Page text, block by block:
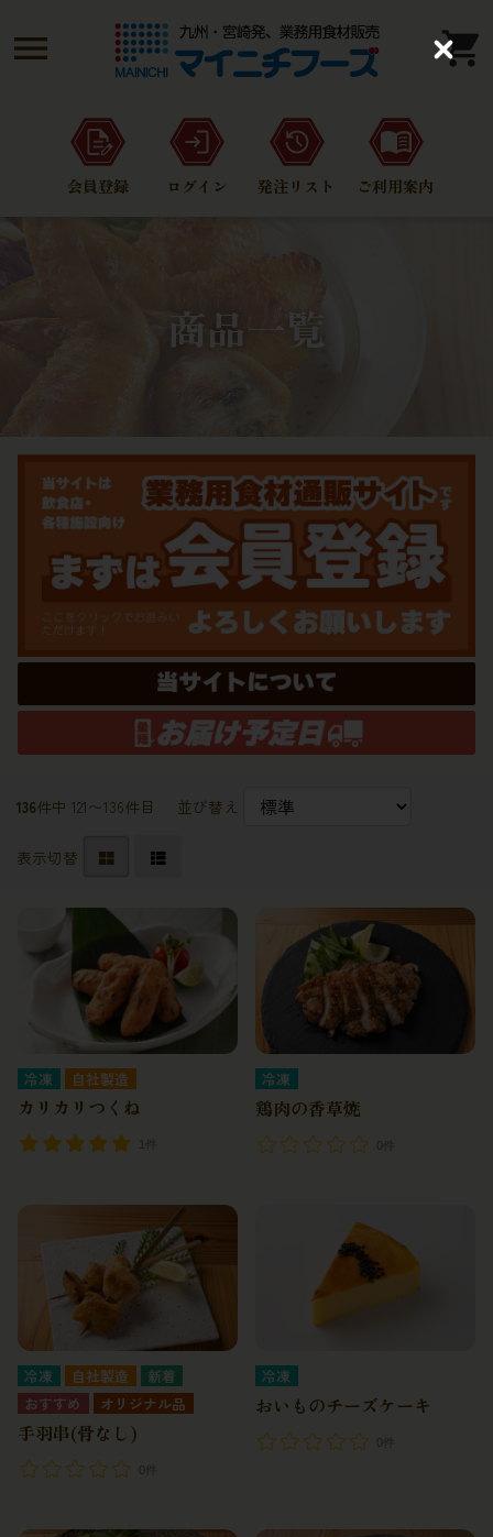
会員登録 ログイン 発注リスト ご利用案内
商品一覧
136件中 121〜136件目 並び替え
表示切替
冷凍 自社製造
カリカリつくね
冷凍
鶏肉の香草焼
冷凍
自社製造
オリジナル品
手羽串(骨なし)
冷凍
おいものチーズケーキ
C